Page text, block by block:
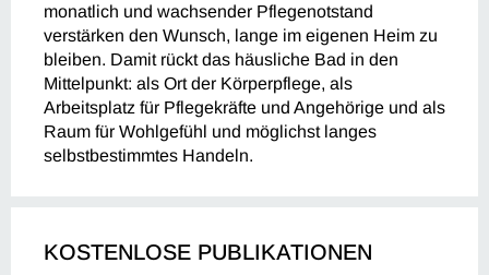
monatlich und wachsender Pflegenotstand
verstärken den Wunsch, lange im eigenen Heim zu
bleiben. Damit rückt das häusliche Bad in den
Mittelpunkt: als Ort der Körperpflege, als
Arbeitsplatz für Pflegekräfte und Angehörige und als
Raum für Wohlgefühl und möglichst langes
selbstbestimmtes Handeln.
KOSTENLOSE PUBLIKATIONEN